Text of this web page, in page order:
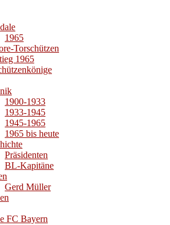
1965
Torschützen
1965
1900-1933
1933-1945
1945-1965
1965 bis heute
Präsidenten
BL-Kapitäne
Gerd Müller
FC Bayern